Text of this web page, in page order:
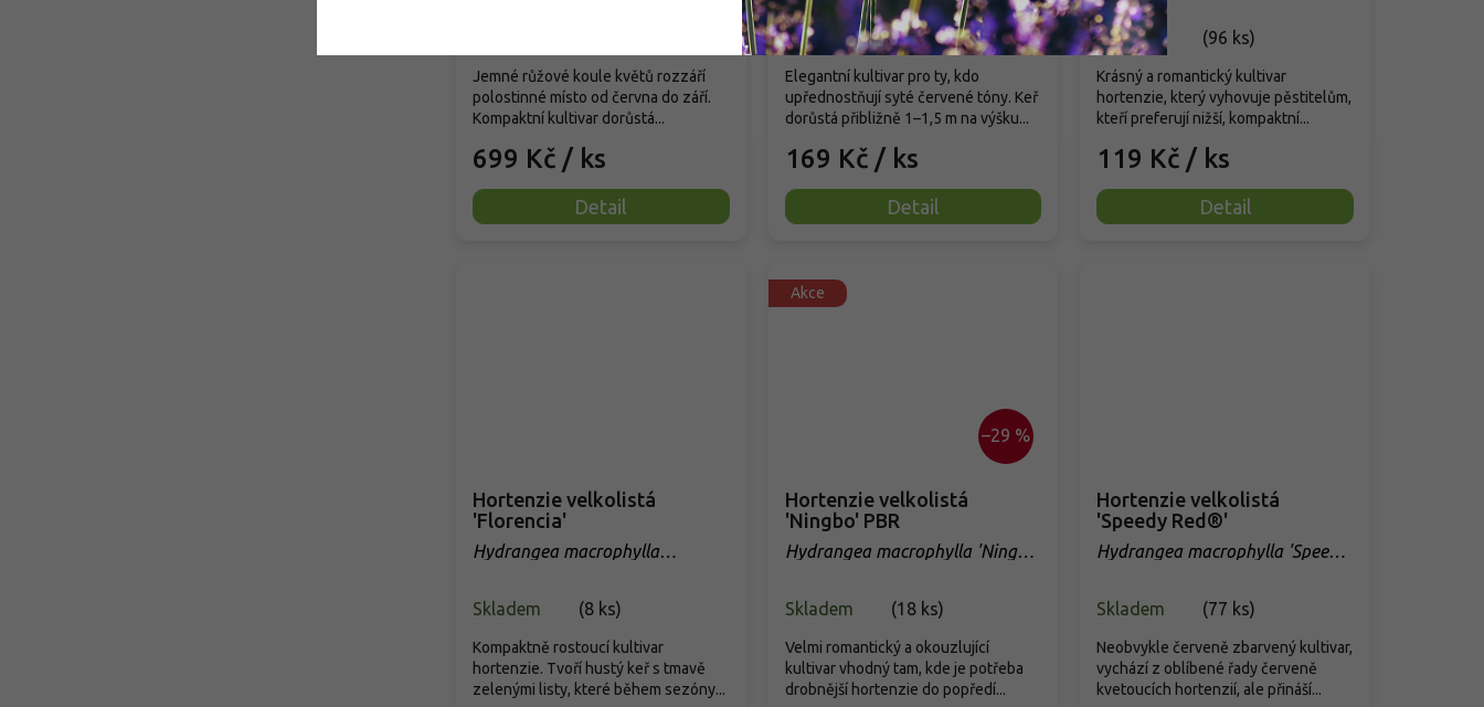
699 Kč / ks
Detail
Jemné růžové koule květů rozzáří
polostinné místo od června do září.
Kompaktní kultivar dorůstá...
Skladem (121 ks)
169 Kč / ks
Detail
Elegantní kultivar pro ty, kdo
upřednostňují syté červené tóny. Keř
dorůstá přibližně 1–1,5 m na výšku...
Skladem (96 ks)
119 Kč / ks
Detail
Krásný a romantický kultivar
hortenzie, který vyhovuje pěstitelům,
kteří preferují nižší, kompaktní...
Hortenzie velkolistá
'Florencia'
Hydrangea macrophylla
Skladem
(8 ks)
Kompaktně rostoucí kultivar
hortenzie. Tvoří hustý keř s tmavě
zelenými listy, které během sezóny...
Akce
–29 %
Hortenzie velkolistá
'Ningbo' PBR
Hydrangea macrophylla 'Ningbo'
Skladem
(18 ks)
Velmi romantický a okouzlující
kultivar vhodný tam, kde je potřeba
drobnější hortenzie do popředí...
Hortenzie velkolistá
'Speedy Red®'
Hydrangea macrophylla 'Speedy
Skladem
(77 ks)
Neobvykle červeně zbarvený kultivar,
vychází z oblíbené řady červeně
kvetoucích hortenzií, ale přináší...